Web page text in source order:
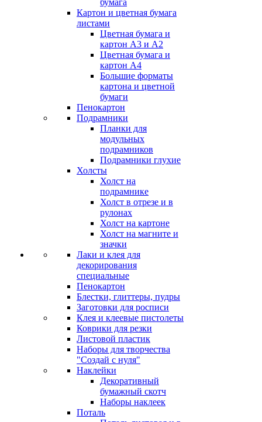
бумага
Картон и цветная бумага
листами
Цветная бумага и
картон А3 и А2
Цветная бумага и
картон А4
Большие форматы
картона и цветной
бумаги
Пенокартон
Подрамники
Планки для
модульных
подрамников
Подрамники глухие
Холсты
Холст на
подрамнике
Холст в отрезе и в
рулонах
Холст на картоне
Холст на магните и
значки
Лаки и клея для
декорирования
специальные
Пенокартон
Блестки, глиттеры, пудры
Заготовки для росписи
Клея и клеевые пистолеты
Коврики для резки
Листовой пластик
Наборы для творчества
"Создай с нуля"
Наклейки
Декоративный
бумажный скотч
Наборы наклеек
Поталь